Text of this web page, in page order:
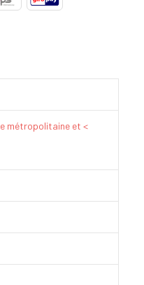
métropolitaine et <